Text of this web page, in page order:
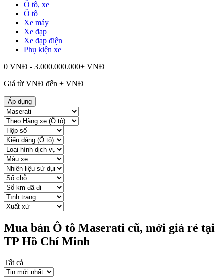
Ô tô, xe
Ô tô
Xe máy
Xe đạp
Xe đạp điện
Phụ kiện xe
0 VNĐ - 3.000.000.000+ VNĐ
Giá từ VNĐ đến + VNĐ
Áp dụng
Mua bán Ô tô Maserati cũ, mới giá rẻ tại
TP Hồ Chí Minh
Tất cả